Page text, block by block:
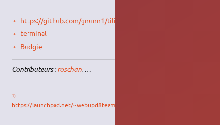
https://github.com/gnunn1/tilix
terminal
Budgie
Contributeurs :roschan, …
1)
https://launchpad.net/~webupd8team/+archive/ubuntu/terminix